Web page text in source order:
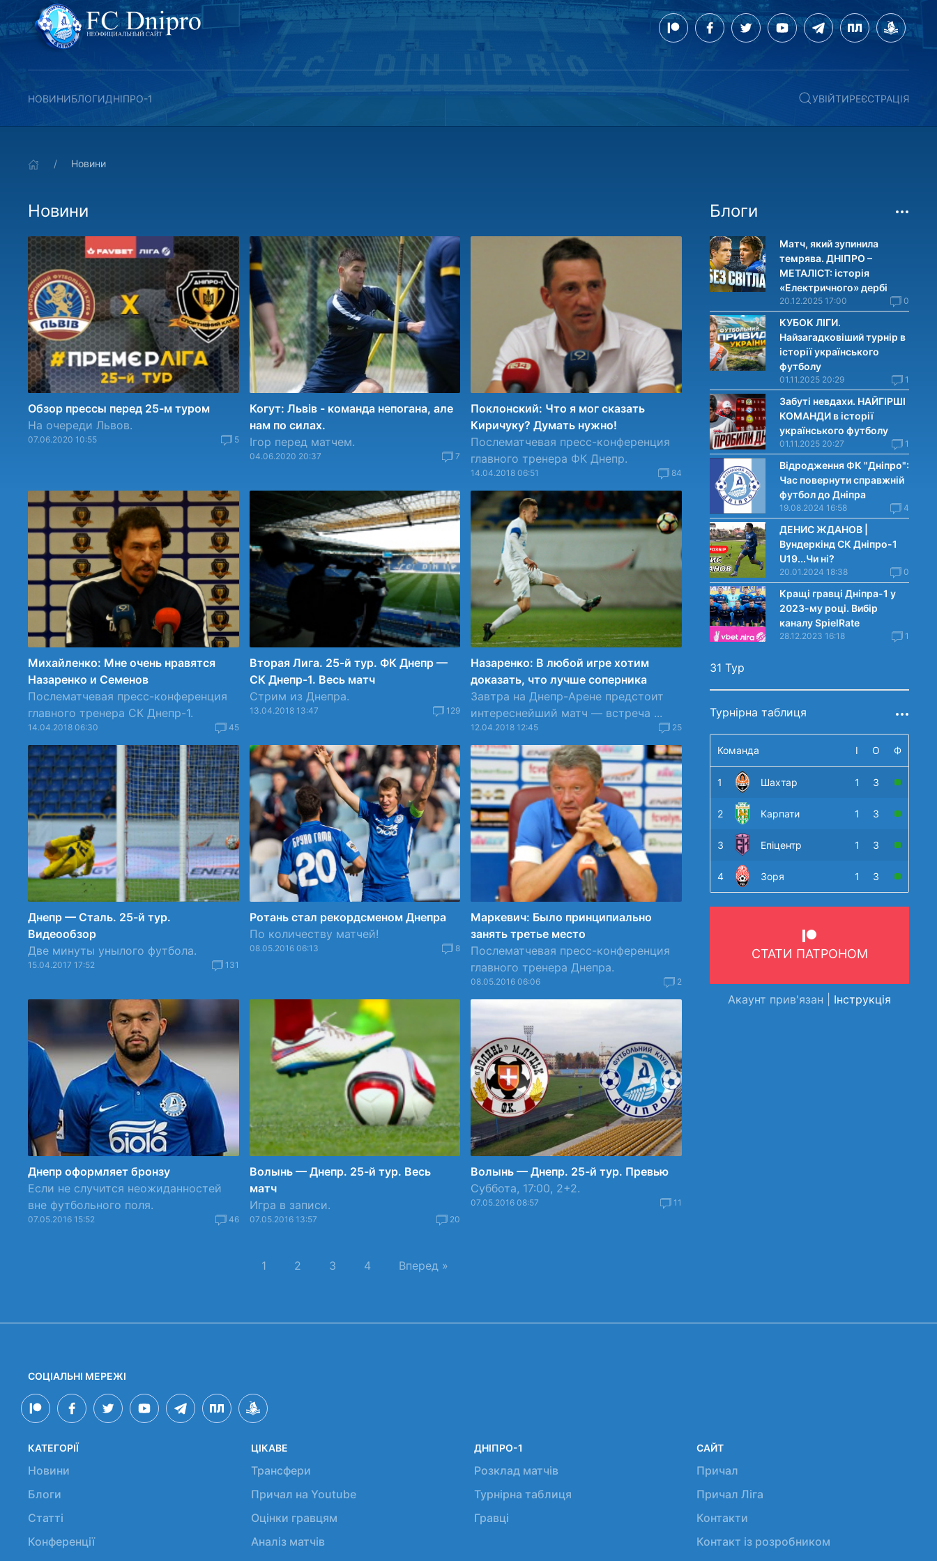
НОВИНИБЛОГИДНІПРО-1 УВІЙТИРЕЄСТРАЦІЯ
Новини
Новини
Обзор прессы перед 25-м туром
На очереди Львов.
07.06.2020 10:55 5
Когут: Львів - команда непогана, але
нам по силах.
Ігор перед матчем.
04.06.2020 20:37 7
Поклонский: Что я мог сказать
Киричуку? Думать нужно!
Послематчевая пресс-конференция
главного тренера ФК Днепр.
14.04.2018 06:51 84
Михайленко: Мне очень нравятся
Назаренко и Семенов
Послематчевая пресс-конференция
главного тренера СК Днепр-1.
14.04.2018 06:30 45
Вторая Лига. 25-й тур. ФК Днепр —
СК Днепр-1. Весь матч
Стрим из Днепра.
13.04.2018 13:47 129
Назаренко: В любой игре хотим
доказать, что лучше соперника
Завтра на Днепр-Арене предстоит
интереснейший матч — встреча ...
12.04.2018 12:45 25
Днепр — Сталь. 25-й тур.
Видеообзор
Две минуты унылого футбола.
15.04.2017 17:52 131
Ротань стал рекордсменом Днепра
По количеству матчей!
08.05.2016 06:13 8
Маркевич: Было принципиально
занять третье место
Послематчевая пресс-конференция
главного тренера Днепра.
08.05.2016 06:06 2
Днепр оформляет бронзу
Если не случится неожиданностей
вне футбольного поля.
07.05.2016 15:52 46
Волынь — Днепр. 25-й тур. Весь
матч
Игра в записи.
07.05.2016 13:57 20
Волынь — Днепр. 25-й тур. Превью
Суббота, 17:00, 2+2.
07.05.2016 08:57 11
1 2 3 4 Вперед »
Блоги
Матч, який зупинила
темрява. ДНІПРО –
МЕТАЛІСТ: історія
«Електричного» дербі
20.12.2025 17:00 0
КУБОК ЛІГИ.
Найзагадковіший турнір в
історії українського
футболу
01.11.2025 20:29 1
Забуті невдахи. НАЙГІРШІ
КОМАНДИ в історії
українського футболу
01.11.2025 20:27 1
Відродження ФК "Дніпро":
Час повернути справжній
футбол до Дніпра
19.08.2024 16:58 4
ДЕНИС ЖДАНОВ |
Вундеркінд СК Дніпро-1
U19...Чи нi?
20.01.2024 18:38 0
Кращі гравці Дніпра-1 у
2023-му році. Вибiр
каналу SpielRate
28.12.2023 16:18 1
31 Тур
Турнірна таблиця
Команда І О Ф
1 Шахтар 1 3
2 Карпати 1 3
3 Епіцентр 1 3
4 Зоря 1 3
СТАТИ ПАТРОНОМ
Акаунт прив'язан | Інструкція
СОЦІАЛЬНІ МЕРЕЖІ
КАТЕГОРІЇ
Новини
Блоги
Статті
Конференції
ЦІКАВЕ
Трансфери
Причал на Youtube
Оцінки гравцям
Аналіз матчів
ДНІПРО-1
Розклад матчів
Турнірна таблиця
Гравці
САЙТ
Причал
Причал Ліга
Контакти
Контакт із розробником